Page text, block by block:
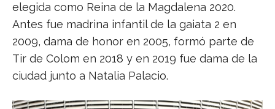
elegida como Reina de la Magdalena 2020.
Antes fue madrina infantil de la gaiata 2 en
2009, dama de honor en 2005, formó parte de
Tir de Colom en 2018 y en 2019 fue dama de la
ciudad junto a Natalia Palacio.